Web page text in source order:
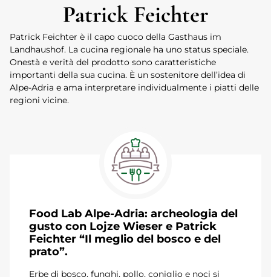
Patrick Feichter
Patrick Feichter è il capo cuoco della Gasthaus im
Landhaushof. La cucina regionale ha uno status speciale.
Onestà e verità del prodotto sono caratteristiche
importanti della sua cucina. È un sostenitore dell’idea di
Alpe-Adria e ama interpretare individualmente i piatti delle
regioni vicine.
Food Lab Alpe-Adria: archeologia del
gusto con Lojze Wieser e Patrick
Feichter “Il meglio del bosco e del
prato”.
Erbe di bosco, funghi, pollo, coniglio e noci si